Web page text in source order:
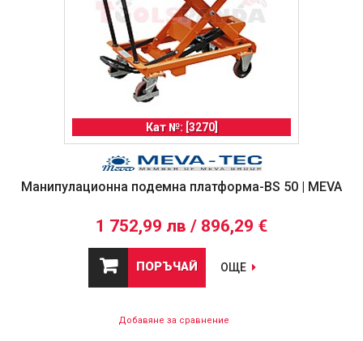
Кат №: [3270]
Манипулационна подемна платформа-BS 50 | MEVA
1 752,99 лв / 896,29 €
ПОРЪЧАЙ ОЩЕ
Добавяне за сравнение